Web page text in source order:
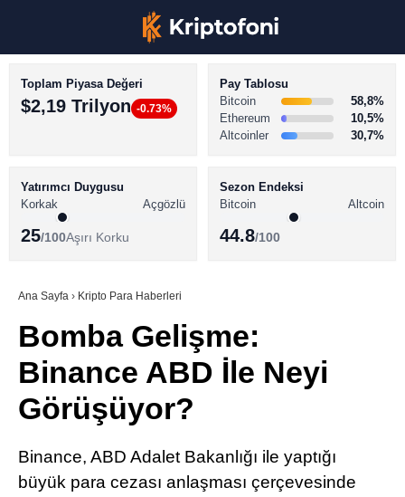
TikTok
LinkedIn
BİTCOİN HABERLERİ
ALTCOİN HABERLERİ
SÖZLÜK
Toplam Piyasa Değeri
$2,19 Trilyon -0.73%
Pay Tablosu
Bitcoin
58,8%
Ethereum
10,5%
Altcoinler
30,7%
Yatırımcı Duygusu
Korkak
Açgözlü
25/100Aşırı Korku
Sezon Endeksi
Bitcoin
Altcoin
44.8/100
Ana Sayfa › Kripto Para Haberleri
Bomba Gelişme:
Binance ABD İle Neyi
Görüşüyor?
Binance, ABD Adalet Bakanlığı ile yaptığı
büyük para cezası anlaşması çerçevesinde